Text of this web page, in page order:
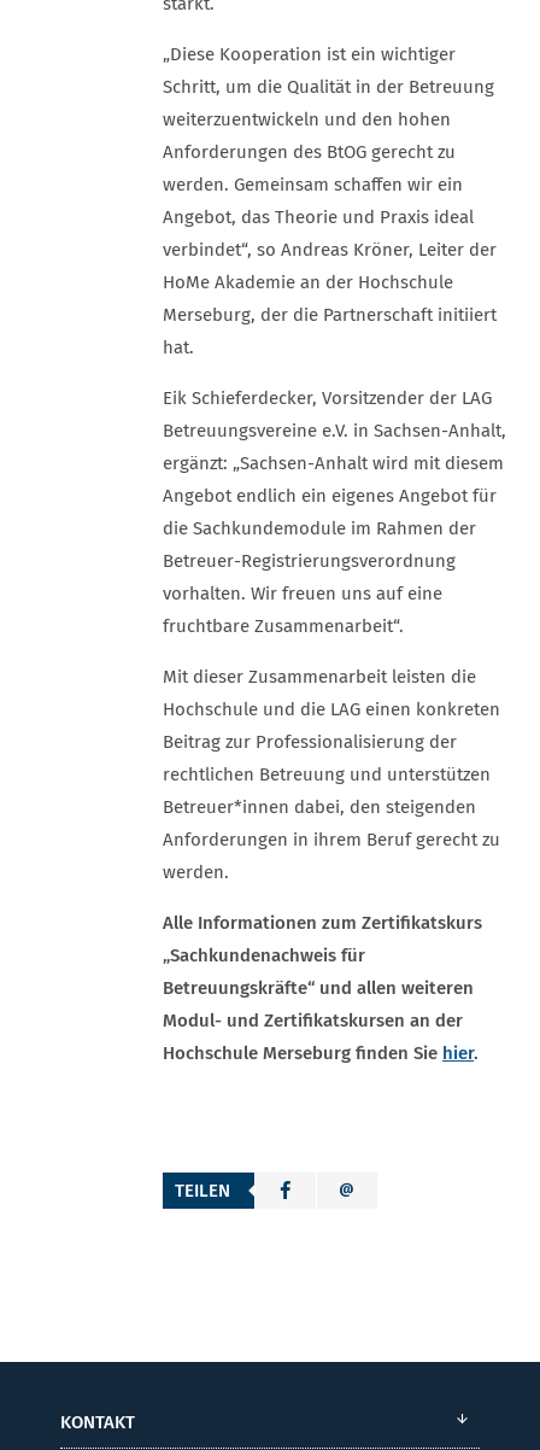
„Diese Kooperation ist ein wichtiger
Schritt, um die Qualität in der Betreuung
weiterzuentwickeln und den hohen
Anforderungen des BtOG gerecht zu
werden. Gemeinsam schaffen wir ein
Angebot, das Theorie und Praxis ideal
verbindet“, so Andreas Kröner, Leiter der
HoMe Akademie an der Hochschule
Merseburg, der die Partnerschaft initiiert
hat.
Eik Schieferdecker, Vorsitzender der LAG
Betreuungsvereine e.V. in Sachsen-Anhalt,
ergänzt: „Sachsen-Anhalt wird mit diesem
Angebot endlich ein eigenes Angebot für
die Sachkundemodule im Rahmen der
Betreuer-Registrierungsverordnung
vorhalten. Wir freuen uns auf eine
fruchtbare Zusammenarbeit“.
Mit dieser Zusammenarbeit leisten die
Hochschule und die LAG einen konkreten
Beitrag zur Professionalisierung der
rechtlichen Betreuung und unterstützen
Betreuer*innen dabei, den steigenden
Anforderungen in ihrem Beruf gerecht zu
werden.
Alle Informationen zum Zertifikatskurs
„Sachkundenachweis für
Betreuungskräfte“ und allen weiteren
Modul- und Zertifikatskursen an der
Hochschule Merseburg finden Sie hier.
TEILEN
KONTAKT